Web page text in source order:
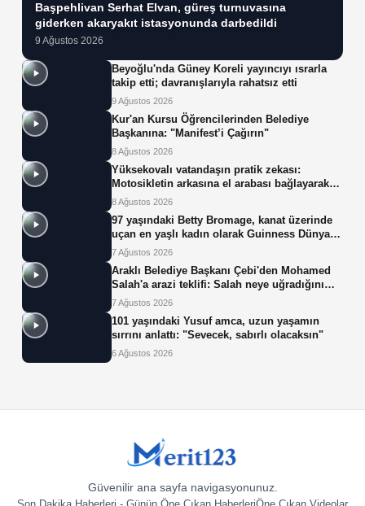
Başpehlivan Serhat Elvan, güreş turnuvasına
giderken akaryakıt istasyonunda darbedildi
9 Ağustos 2026
Beyoğlu'nda Güney Koreli yayıncıyı ısrarla
takip etti; davranışlarıyla rahatsız etti
9 Ağustos 2026
Kur'an Kursu Öğrencilerinden Belediye
Başkanına: "Manifest’i Çağırın"
8 Ağustos 2026
Yüksekovalı vatandaşın pratik zekası:
Motosikletin arkasına el arabası bağlayarak
üzerinde ot taşıdı
8 Ağustos 2026
97 yaşındaki Betty Bromage, kanat üzerinde
uçan en yaşlı kadın olarak Guinness Dünya
Rekoru'nu kırdı
7 Ağustos 2026
Araklı Belediye Başkanı Çebi'den Mohamed
Salah'a arazi teklifi: Salah neye uğradığını
şaşırdı!
7 Ağustos 2026
101 yaşındaki Yusuf amca, uzun yaşamın
sırrını anlattı: "Sevecek, sabırlı olacaksın"
6 Ağustos 2026
Güvenilir ana sayfa navigasyonunuz.